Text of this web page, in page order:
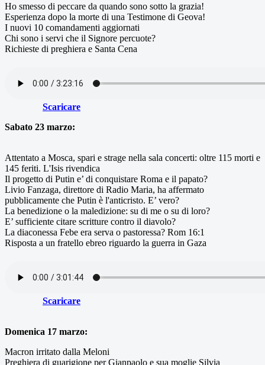
Ho smesso di peccare da quando sono sotto la grazia!
Esperienza dopo la morte di una Testimone di Geova!
I nuovi 10 comandamenti aggiornati
Chi sono i servi che il Signore percuote?
Richieste di preghiera e Santa Cena
Scaricare
Sabato 23 marzo:
Attentato a Mosca, spari e strage nella sala concerti: oltre 115 morti e
145 feriti. L'Isis rivendica
Il progetto di Putin e’ di conquistare Roma e il papato?
Livio Fanzaga, direttore di Radio Maria, ha affermato
pubblicamente che Putin è l'anticristo. E’ vero?
La benedizione o la maledizione: su di me o su di loro?
E’ sufficiente citare scritture contro il diavolo?
La diaconessa Febe era serva o pastoressa? Rom 16:1
Risposta a un fratello ebreo riguardo la guerra in Gaza
Scaricare
Domenica 17 marzo:
Macron irritato dalla Meloni
Preghiera di guarigione per Gianpaolo e sua moglie Silvia